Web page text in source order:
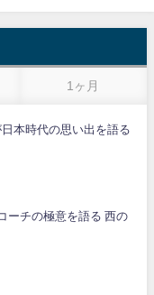
1ヶ月
本時代の思い出を語る
ーチの極意を語る 西の